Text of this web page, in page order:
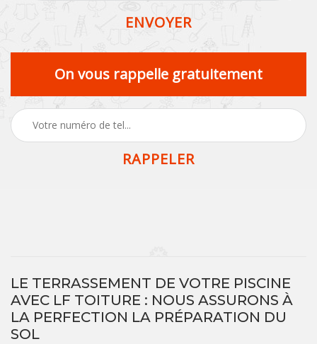
On vous rappelle gratuitement
LE TERRASSEMENT DE VOTRE PISCINE
AVEC LF TOITURE : NOUS ASSURONS À
LA PERFECTION LA PRÉPARATION DU
SOL